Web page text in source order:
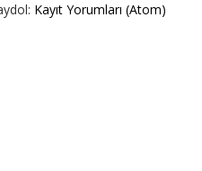
Kayıt Yorumları (Atom)